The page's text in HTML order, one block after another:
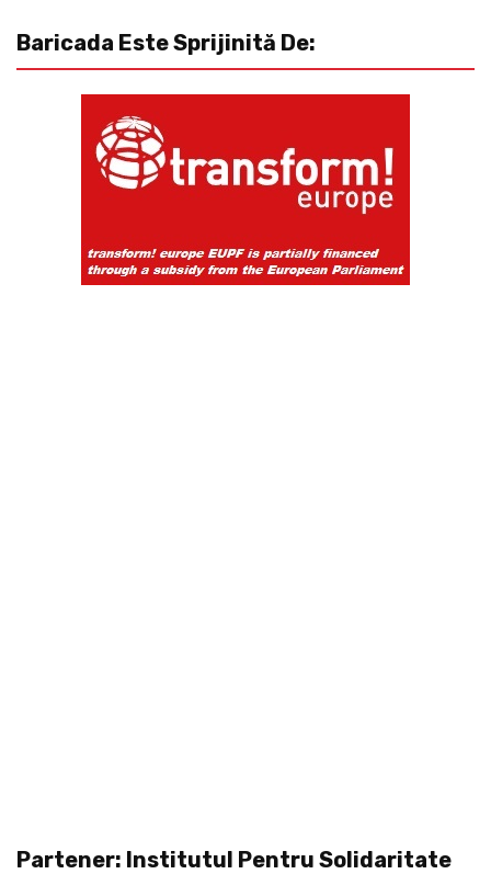
Baricada Este Sprijinită De:
Partener: Institutul Pentru Solidaritate